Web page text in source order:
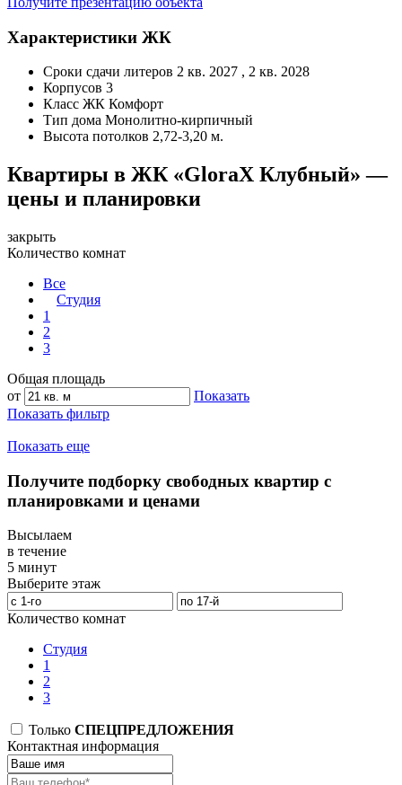
Характеристики ЖК
Сроки сдачи литеров 2 кв. 2027 , 2 кв. 2028
Корпусов 3
Класс ЖК Комфорт
Тип дома Монолитно-кирпичный
Высота потолков 2,72-3,20 м.
Квартиры в ЖК «GloraX Клубный» —
цены и планировки
закрыть
Количество комнат
Все
Студия
1
2
3
Общая площадь
от
Показать
Показать фильтр
Показать еще
Получите подборку свободных квартир с
планировками и ценами
Высылаем
в течение
5 минут
Выберите этаж
Количество комнат
Студия
1
2
3
Только СПЕЦПРЕДЛОЖЕНИЯ
Контактная информация